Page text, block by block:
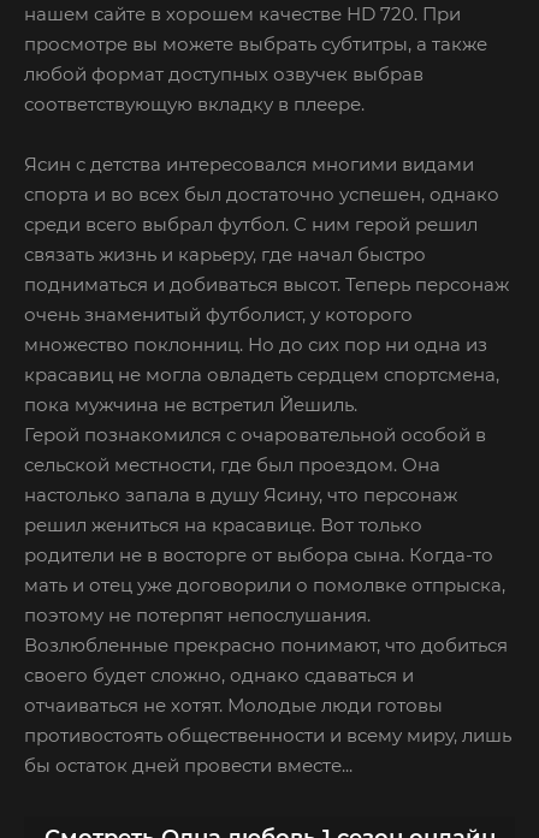
нашем сайте в хорошем качестве HD 720. При
просмотре вы можете выбрать субтитры, а также
любой формат доступных озвучек выбрав
соответствующую вкладку в плеере.
Ясин с детства интересовался многими видами
спорта и во всех был достаточно успешен, однако
среди всего выбрал футбол. С ним герой решил
связать жизнь и карьеру, где начал быстро
подниматься и добиваться высот. Теперь персонаж
очень знаменитый футболист, у которого
множество поклонниц. Но до сих пор ни одна из
красавиц не могла овладеть сердцем спортсмена,
пока мужчина не встретил Йешиль.
Герой познакомился с очаровательной особой в
сельской местности, где был проездом. Она
настолько запала в душу Ясину, что персонаж
решил жениться на красавице. Вот только
родители не в восторге от выбора сына. Когда-то
мать и отец уже договорили о помолвке отпрыска,
поэтому не потерпят непослушания.
Возлюбленные прекрасно понимают, что добиться
своего будет сложно, однако сдаваться и
отчаиваться не хотят. Молодые люди готовы
противостоять общественности и всему миру, лишь
бы остаток дней провести вместе...